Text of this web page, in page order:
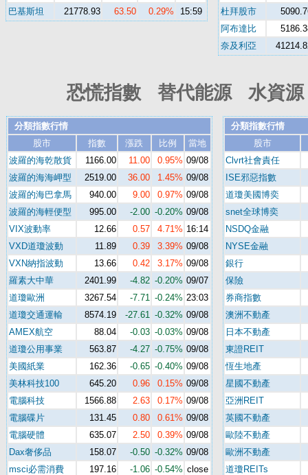
巴基斯坦
21778.93 63.50 0.29% 15:59
杜拜股市
阿布達比
奈及利亞
恐慌指數 替代能源 水資
分類指數行情
股市
指數 漲跌 比例
當地
波羅的海乾散貨
1166.00 11.00 0.95% 09/08
波羅的海海岬型
2519.00 36.00 1.45% 09/08
波羅的海巴拿馬
940.00 9.00 0.97% 09/08
波羅的海輕便型
995.00 -2.00 -0.20% 09/08
VIX波動率
12.66 0.57 4.71% 16:14
VXD道瓊波動
11.89 0.39 3.39% 09/08
VXN納指波動
13.66 0.42 3.17% 09/08
羅素大中華
2401.99 -4.82 -0.20% 09/07
道瓊歐洲
3267.54 -7.71 -0.24% 23:03
道瓊交通運輸
8574.19 -27.61 -0.32% 09/08
AMEX航空
88.04 -0.03 -0.03% 09/08
道瓊公用事業
563.87 -4.27 -0.75% 09/08
美國紙業
162.36 -0.65 -0.40% 09/08
美林科技100
645.20 0.96 0.15% 09/08
電腦科技
1566.88 2.63 0.17% 09/08
電腦碟片
131.45 0.80 0.61% 09/08
電腦硬體
635.07 2.50 0.39% 09/08
Dax奢侈品
158.07 -0.50 -0.32% 09/08
msci必需消費
197.16 -1.06 -0.54% close
分類指數行情
股市
Clvrt社會責任
ISE邪惡指數
道瓊美國博奕
snet全球博奕
NSDQ金融
NYSE金融
銀行
保險
券商指數
澳洲不動產
日本不動產
東證REIT
恆生地產
星國不動產
亞洲REIT
英國不動產
歐陸不動產
歐洲不動產
道瓊REITs